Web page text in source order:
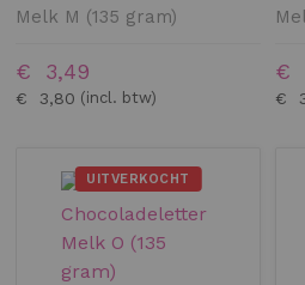
Melk M (135 gram)
€ 3,80
€ 3,49
€
€
UITVERKOCHT